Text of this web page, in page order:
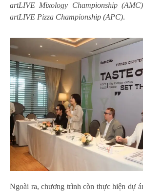
artLIVE Mixology Championship (AMC)
artLIVE Pizza Championship (APC).
Ngoài ra, chương trình còn thực hiện dự